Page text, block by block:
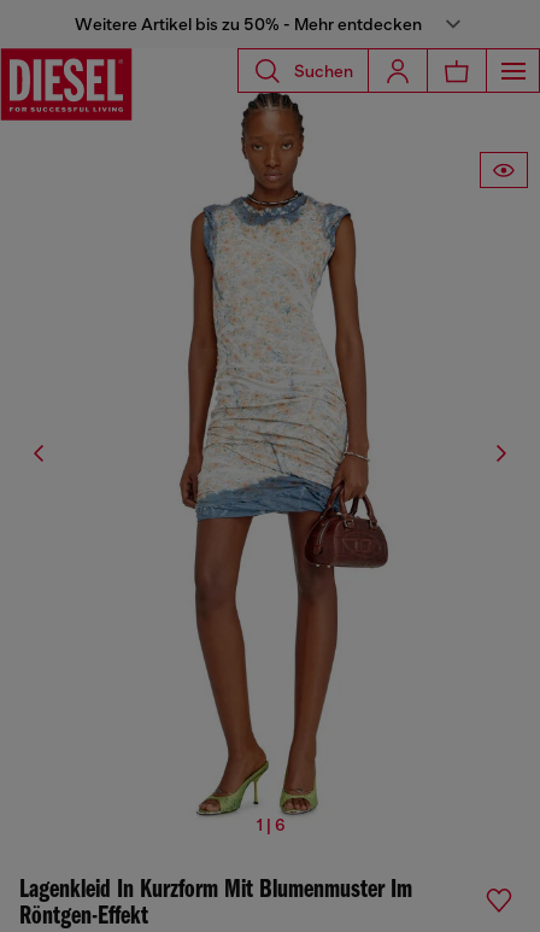
Weitere Artikel bis zu 50% - Mehr entdecken
Suchen
1 | 6
Lagenkleid In Kurzform Mit Blumenmuster Im
Röntgen-Effekt